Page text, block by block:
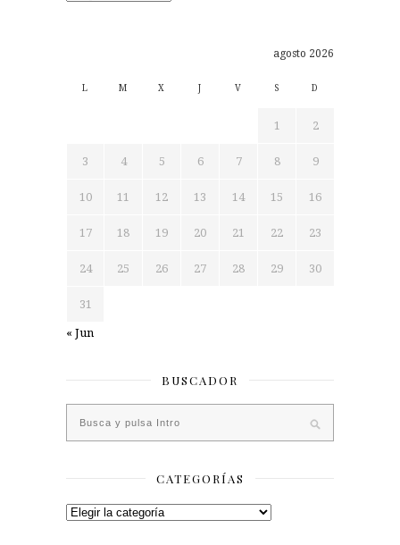
agosto 2026
L M X J V S D
1 2
3 4 5 6 7 8 9
10 11 12 13 14 15 16
17 18 19 20 21 22 23
24 25 26 27 28 29 30
31
« Jun
BUSCADOR
CATEGORÍAS
Categorías